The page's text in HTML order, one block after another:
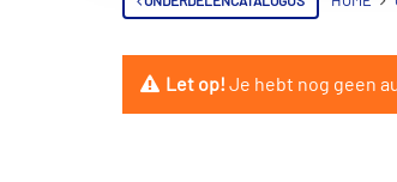
Let op!Je hebt nog geen